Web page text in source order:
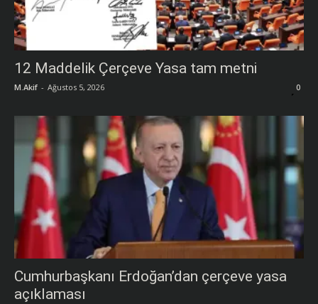
12 Maddelik Çerçeve Yasa tam metni
M.Akif - Ağustos 5, 2026 0
Cumhurbaşkanı Erdoğan’dan çerçeve yasa
açıklaması